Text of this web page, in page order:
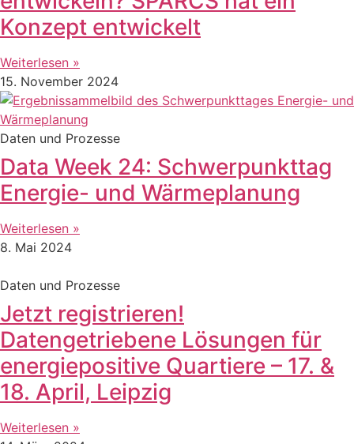
Konzept entwickelt
Weiterlesen »
15. November 2024
Daten und Prozesse
Data Week 24: Schwerpunkttag
Energie- und Wärmeplanung
Weiterlesen »
8. Mai 2024
Daten und Prozesse
Jetzt registrieren!
Datengetriebene Lösungen für
energiepositive Quartiere – 17. &
18. April, Leipzig
Weiterlesen »